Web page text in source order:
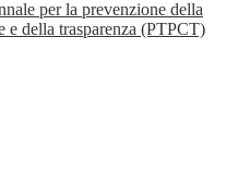
per la prevenzione della
e della trasparenza (PTPCT)